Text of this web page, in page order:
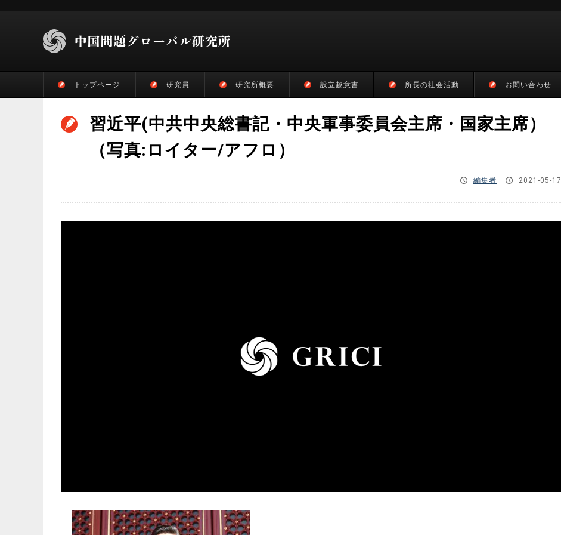
トップページ 研究員 研究所概要 設立趣意書 所長の社会活動 お問い合わせ
習近平(中共中央総書記・中央軍事委員会主席・国家主席）
（写真:ロイター/アフロ）
編集者 2021-05-17